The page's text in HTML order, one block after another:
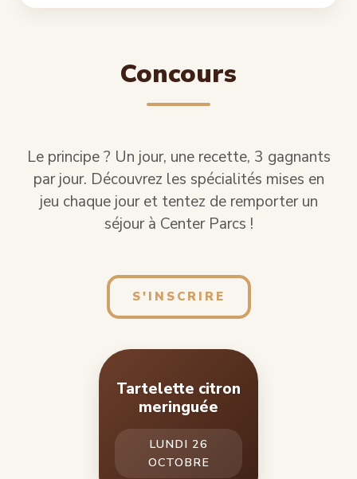
Concours
Le principe ? Un jour, une recette, 3 gagnants
par jour. Découvrez les spécialités mises en
jeu chaque jour et tentez de remporter un
séjour à Center Parcs !
S'INSCRIRE
Tartelette citron
meringuée
LUNDI 26
OCTOBRE